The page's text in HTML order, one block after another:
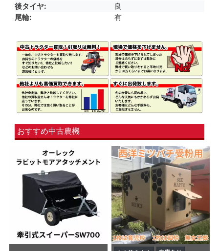
後タイヤ
良
尾輪
有
おすすめ中古農機